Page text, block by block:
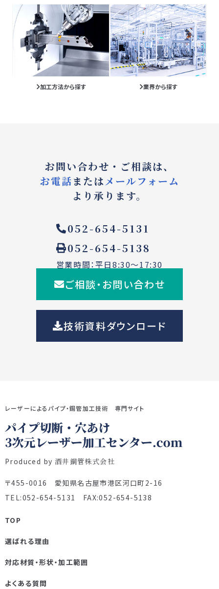
加工方法から探す 業界から探す
お問い合わせ・ご相談は、
お電話または メールフォーム
より承ります。
052-654-5131
052-654-5138
営業時間：平日8:30～17:30
ご相談・お問い合わせ
技術資料ダウンロード
レーザーによるパイプ・鋼管加工技術 専門サイト
Produced by 酒井鋼管株式会社
〒455-0016 愛知県名古屋市港区河口町2-16
TEL:052-654-5131 FAX:052-654-5138
TOP
選ばれる理由
対応材質・形状・加工範囲
よくある質問